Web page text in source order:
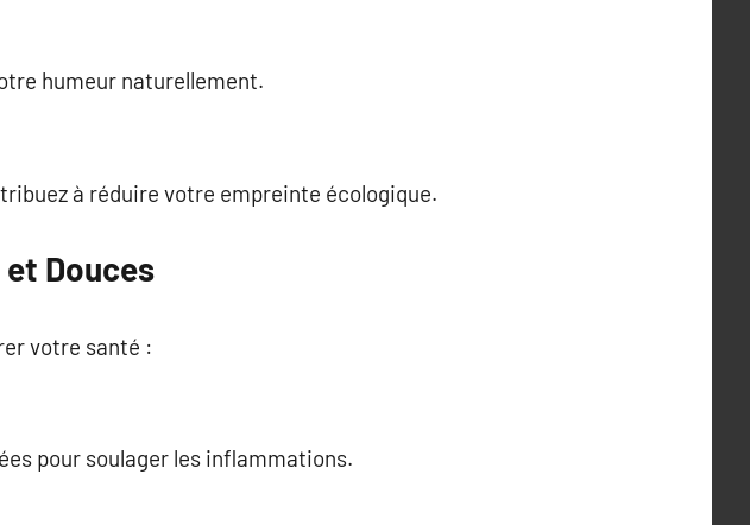
humeur naturellement.
à réduire votre empreinte écologique.
Douces
votre santé :
pour soulager les inflammations.